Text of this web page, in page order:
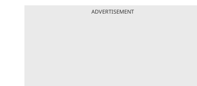
ADVERTISEMENT